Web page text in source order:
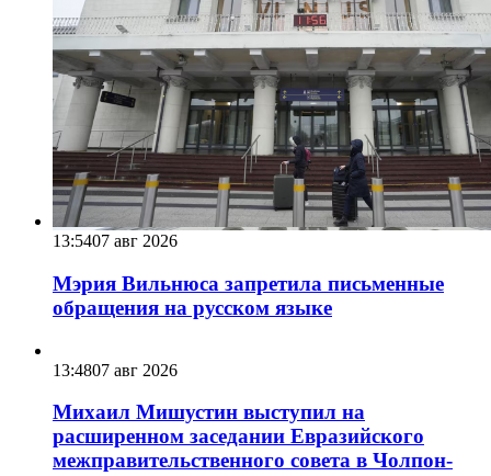
13:5407 авг 2026
Мэрия Вильнюса запретила письменные
обращения на русском языке
13:4807 авг 2026
Михаил Мишустин выступил на
расширенном заседании Евразийского
межправительственного совета в Чолпон-